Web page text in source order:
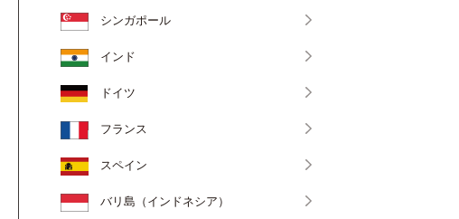
シンガポール
インド
ドイツ
フランス
スペイン
バリ島（インドネシア）